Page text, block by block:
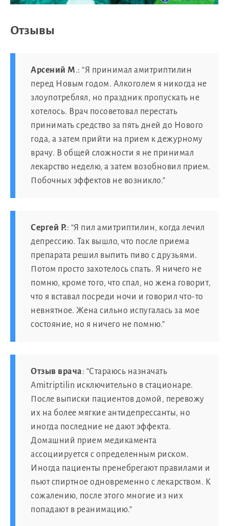
Отзывы
Арсений М.: “Я принимал амитриптилин
перед Новым годом. Алкоголем я никогда не
злоупотреблял, но праздник пропускать не
хотелось. Врач посоветовал перестать
принимать средство за пять дней до Нового
года, а затем прийти на прием к дежурному
врачу. В общей сложности я не принимал
лекарство неделю, а затем возобновил прием.
Побочных эффектов не возникло.”
Сергей Р.: “Я пил амитриптилин, когда лечил
депрессию. Так вышло, что после приема
препарата решил выпить пиво с друзьями.
Потом просто захотелось спать. Я ничего не
помню, кроме того, что спал, но жена говорит,
что я вставал посреди ночи и говорил что-то
невнятное. Жена сильно испугалась за мое
состояние, но я ничего не помню.”
Отзыв врача: “Стараюсь назначать
Amitriptilin исключительно в стационаре.
После выписки пациентов домой, перевожу
их на более мягкие антидепрессанты, но
иногда последние не дают эффекта.
Домашний прием медикамента
ассоциируется с определенным риском.
Иногда пациенты пренебрегают правилами и
пьют спиртное одновременно с лекарством. К
сожалению, после этого многие из них
попадают в реанимацию.”